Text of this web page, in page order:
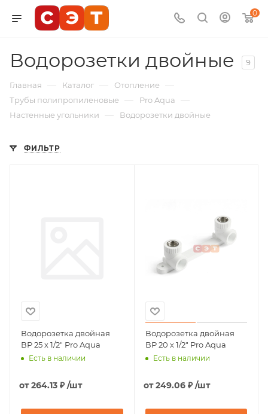
0
Водорозетки двойные 9
Главная — Каталог — Отопление —
Трубы полипропиленовые — Pro Aqua —
Настенные угольники — Водорозетки двойные
ФИЛЬТР
Водорозетка двойная
ВР 25 х 1/2" Pro Aqua
Есть в наличии
от264.13 ₽ /шт
Водорозетка двойная
ВР 20 х 1/2" Pro Aqua
Есть в наличии
от249.06 ₽ /шт